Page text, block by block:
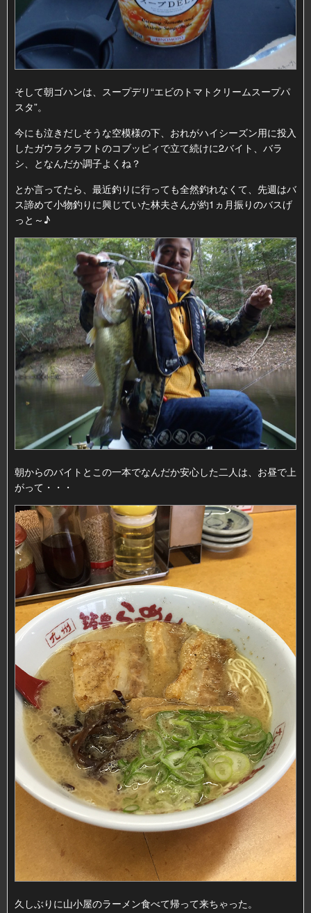
そして朝ゴハンは、スープデリ“エビのトマトクリームスープパ
スタ”。
今にも泣きだしそうな空模様の下、おれがハイシーズン用に投入
したガウラクラフトのコブッピィで立て続けに2バイト、バラ
シ、となんだか調子よくね？
とか言ってたら、最近釣りに行っても全然釣れなくて、先週はバ
ス諦めて小物釣りに興じていた林夫さんが約1ヵ月振りのバスげ
っと～♪
朝からのバイトとこの一本でなんだか安心した二人は、お昼で上
がって・・・
久しぶりに山小屋のラーメン食べて帰って来ちゃった。